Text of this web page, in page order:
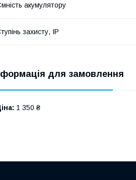
акумулятору
захисту, IP
для замовлення
1 350 ₴